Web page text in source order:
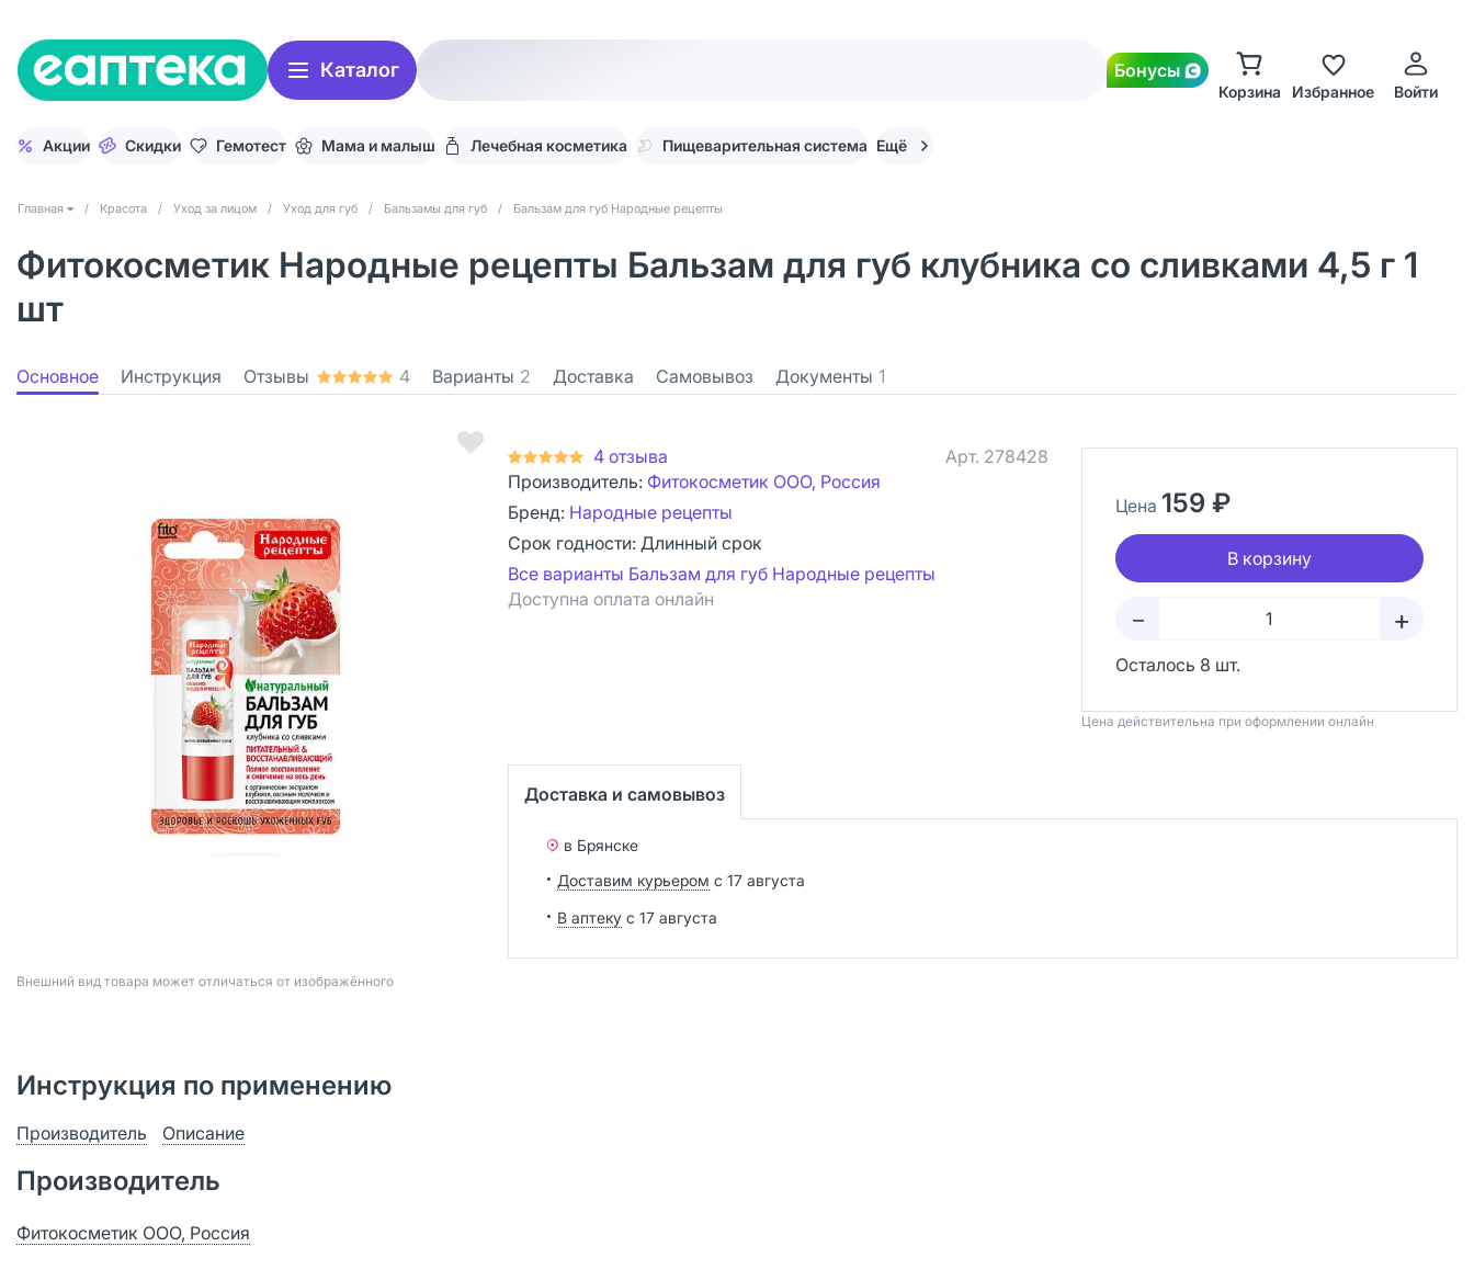
Каталог Бонусы
Корзина Избранное Войти
Акции Скидки Гемотест Мама и малыш Лечебная косметика Пищеварительная система Ещё
Главная / Красота / Уход за лицом / Уход для губ / Бальзамы для губ / Бальзам для губ Народные рецепты
Фитокосметик Народные рецепты Бальзам для губ клубника со сливками 4,5 г 1
шт
Основное Инструкция Отзывы 4 Варианты 2 Доставка Самовывоз Документы 1
Bнешний вид товара может отличаться от изображённого
4 отзыва Арт. 278428
Производитель: Фитокосметик ООО, Россия
Бренд: Народные рецепты
Срок годности: Длинный срок
Все варианты Бальзам для губ Народные рецепты
Доступна оплата онлайн
Цена 159 ₽
В корзину
– +
Осталось 8 шт.
Цена действительна при оформлении онлайн
Доставка и самовывоз
в Брянске
Доставим курьером с 17 августа
В аптеку с 17 августа
Инструкция по применению
Производитель Описание
Производитель
Фитокосметик ООО, Россия